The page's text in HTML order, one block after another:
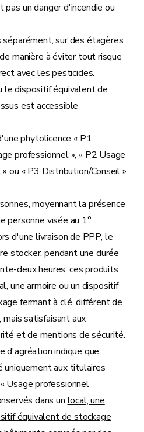
pas un danger d'incendie ou
séparément, sur des étagères
manière à éviter tout risque
avec les pesticides.
le dispositif équivalent de
est accessible
phytolicence « P1
professionnel », « P2 Usage
ou « P3 Distribution/Conseil »
moyennant la présence
personne visée au 1°.
d'une livraison de PPP, le
stocker, pendant une durée
deux heures, ces produits
une armoire ou un dispositif
fermant à clé, différent de
mais satisfaisant aux
et de mentions de sécurité.
d'agréation indique que
uniquement aux titulaires
Usage professionnel
dans un local, une
équivalent de stockage